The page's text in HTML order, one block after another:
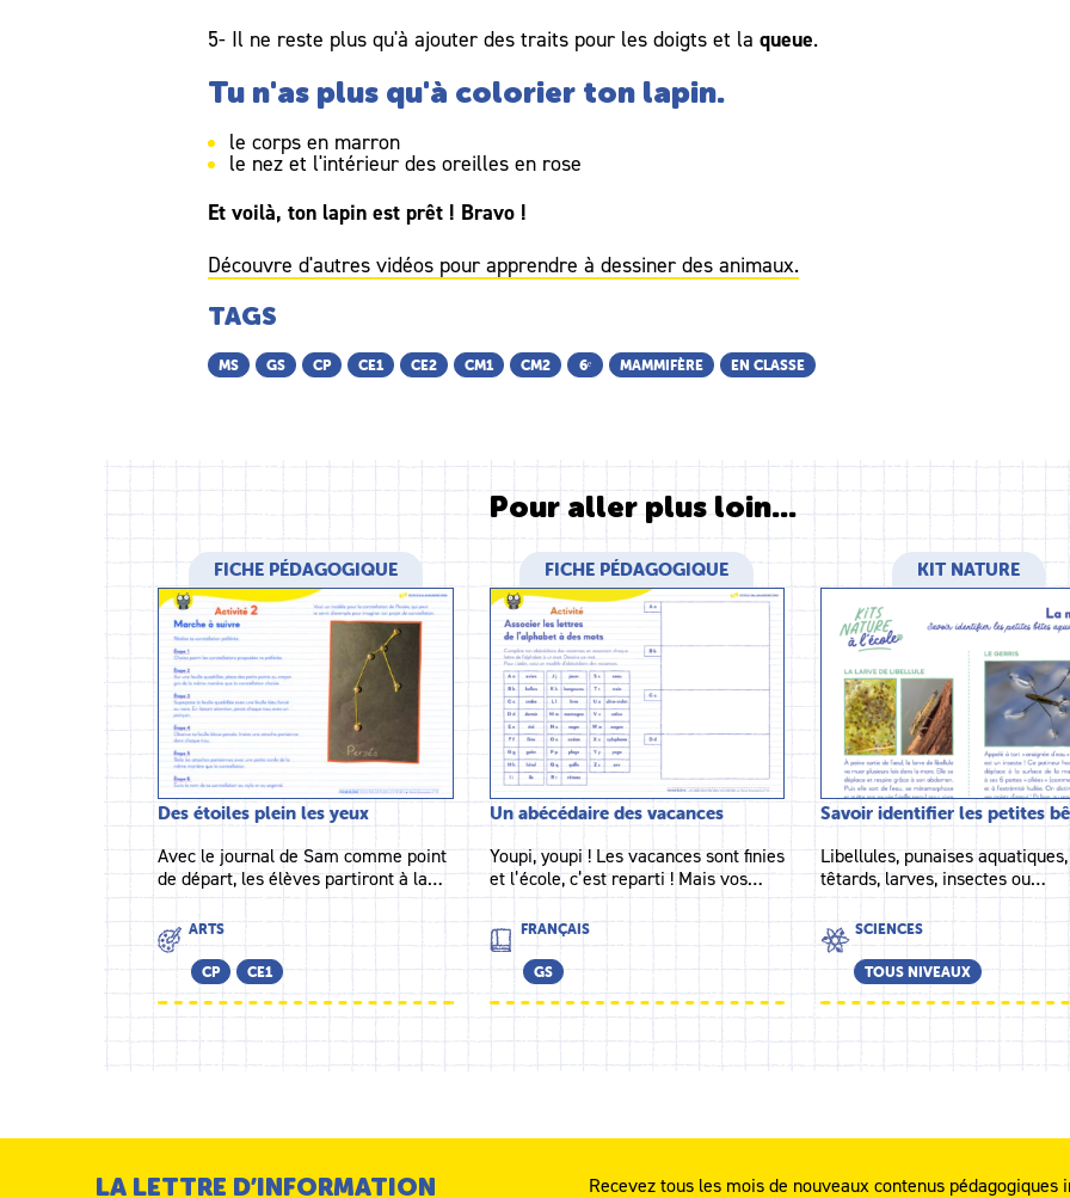
5- Il ne reste plus qu'à ajouter des traits pour les doigts et laqueue.
Tu n'as plus qu'à colorier ton lapin.
le corps en marron
le nez et l'intérieur des oreilles en rose
Et voilà, ton lapin est prêt ! Bravo !
Découvre d'autres vidéos pour apprendre à dessiner des animaux.
TAGS
MS GS CP CE1 CE2 CM1 CM2 6ᵉ MAMMIFÈRE EN CLASSE
Pour aller plus loin...
FICHE PÉDAGOGIQUE
Des étoiles plein les yeux
Avec le journal de Sam comme point
de départ, les élèves partiront à la…
ARTS
CP CE1
FICHE PÉDAGOGIQUE
Un abécédaire des vacances
Youpi, youpi ! Les vacances sont finies
et l’école, c’est reparti ! Mais vos…
FRANÇAIS
GS
KIT NATURE
Savoir identifier les petites
Libellules, punaises aquatiques,
têtards, larves, insectes ou…
SCIENCES
TOUS NIVEAUX
LA LETTRE D’INFORMATION Recevez tous les mois de nouveaux contenus